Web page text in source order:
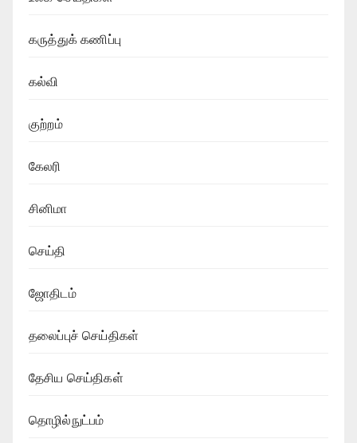
கருத்துக் கணிப்பு
கல்வி
குற்றம்
கேலரி
சினிமா
செய்தி
ஜோதிடம்
தலைப்புச் செய்திகள்
தேசிய செய்திகள்
தொழில்நுட்பம்